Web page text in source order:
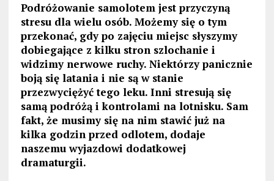
Podróżowanie samolotem jest przyczyną
stresu dla wielu osób. Możemy się o tym
przekonać, gdy po zajęciu miejsc słyszymy
dobiegające z kilku stron szlochanie i
widzimy nerwowe ruchy. Niektórzy panicznie
boją się latania i nie są w stanie
przezwyciężyć tego leku. Inni stresują się
samą podróżą i kontrolami na lotnisku. Sam
fakt, że musimy się na nim stawić już na
kilka godzin przed odlotem, dodaje
naszemu wyjazdowi dodatkowej
dramaturgii.